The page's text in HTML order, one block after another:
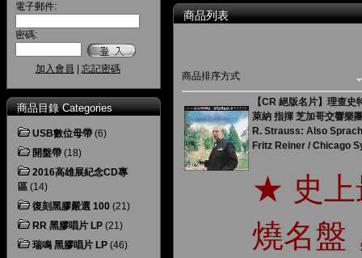
電子郵件:
密碼:
加入會員 忘記密碼
商品目錄 Categories
USB數位母帶 (6)
開盤帶 (18)
2016高雄展紀念CD專
區 (14)
復刻黑膠嚴選 100 (21)
RR 黑膠唱片 LP (21)
瑞鳴 黑膠唱片 LP (46)
商品列表
商品排序方式
【CR 絕版名片】理查
萊納 指揮 芝加哥交響樂
R. Strauss: Also
Fritz Reiner / Chicago
★ 史上
燒名盤